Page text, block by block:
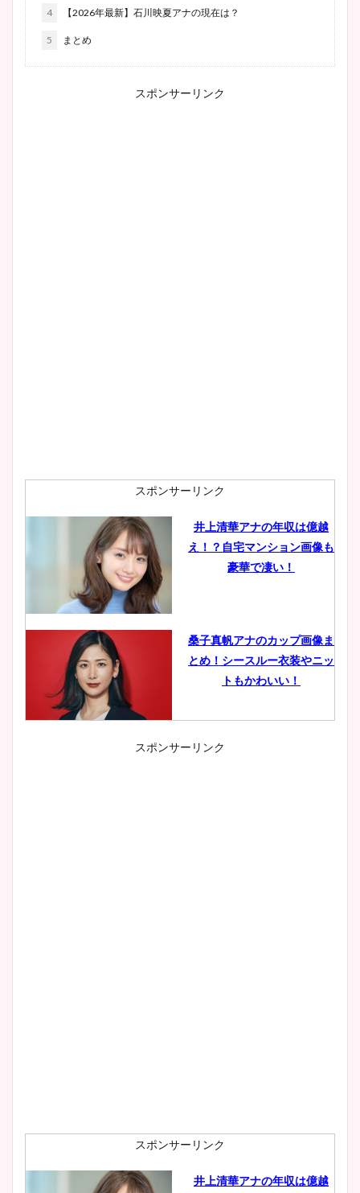
4 【2026年最新】石川映夏アナの現在は？
5 まとめ
スポンサーリンク
スポンサーリンク
井上清華アナの年収は億越
え！？自宅マンション画像も
豪華で凄い！
桑子真帆アナのカップ画像ま
とめ！シースルー衣装やニッ
トもかわいい！
小室瑛莉子のカップ画像まと
肉も凄い！
スポンサーリンク
スポンサーリンク
井上清華アナの年収は億越